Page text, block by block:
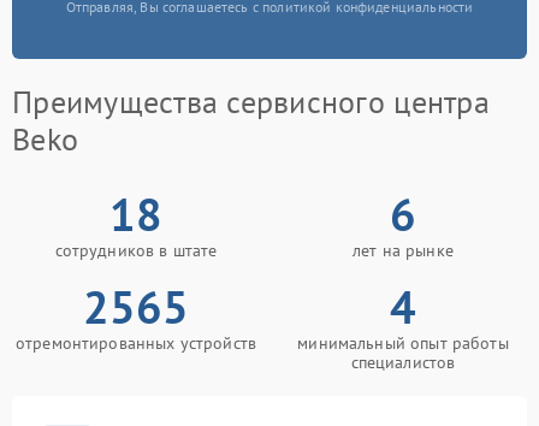
Отправляя, Вы соглашаетесь с политикой конфиденциальности
Преимущества сервисного центра
Beko
18
сотрудников в штате
6
лет на рынке
2565
отремонтированных устройств
4
минимальный опыт работы
специалистов